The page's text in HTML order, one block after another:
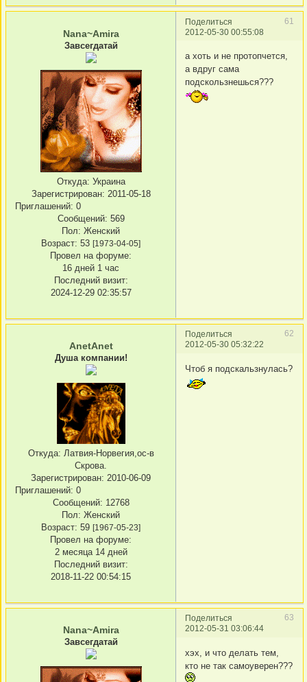
Поделиться
61
2012-05-30 00:55:08
Nana~Amira
Завсегдатай
Откуда: Украина
Зарегистрирован: 2011-05-18
Приглашений: 0
Сообщений: 569
Пол: Женский
Возраст: 53 [1973-04-05]
Провел на форуме:
16 дней 1 час
Последний визит:
2024-12-29 02:35:57
а хоть и не протопчется,
а вдруг сама
подскользнешься???
Поделиться
62
2012-05-30 05:32:22
AnetAnet
Душа компании!
Откуда: Латвия-Норвегия,ос-в
Скрова.
Зарегистрирован: 2010-06-09
Приглашений: 0
Сообщений: 12768
Пол: Женский
Возраст: 59 [1967-05-23]
Провел на форуме:
2 месяца 14 дней
Последний визит:
2018-11-22 00:54:15
Чтоб я подскальзнулась?
Поделиться
63
2012-05-31 03:06:44
Nana~Amira
Завсегдатай
хэх, и что делать тем,
кто не так самоуверен???